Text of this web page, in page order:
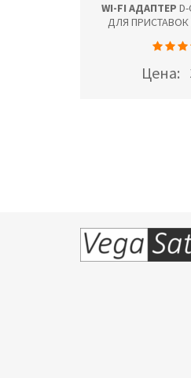
WI-FI АДАПТЕР
ДЛЯ ПРИСТАВОК
Цена: